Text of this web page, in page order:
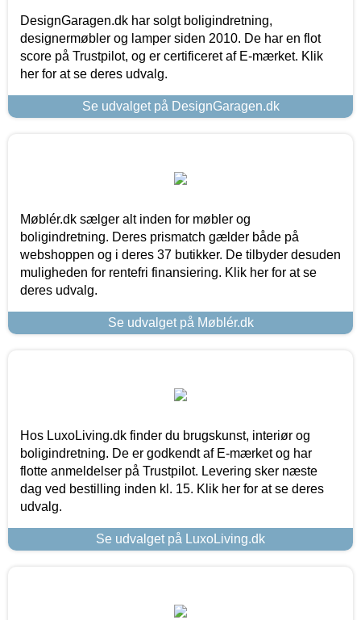
DesignGaragen.dk har solgt boligindretning,
designermøbler og lamper siden 2010. De har en flot
score på Trustpilot, og er certificeret af E-mærket. Klik
her for at se deres udvalg.
Se udvalget på DesignGaragen.dk
Møblér.dk sælger alt inden for møbler og
boligindretning. Deres prismatch gælder både på
webshoppen og i deres 37 butikker. De tilbyder desuden
muligheden for rentefri finansiering. Klik her for at se
deres udvalg.
Se udvalget på Møblér.dk
Hos LuxoLiving.dk finder du brugskunst, interiør og
boligindretning. De er godkendt af E-mærket og har
flotte anmeldelser på Trustpilot. Levering sker næste
dag ved bestilling inden kl. 15. Klik her for at se deres
udvalg.
Se udvalget på LuxoLiving.dk